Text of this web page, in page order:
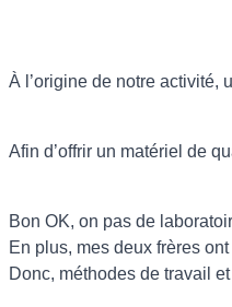
À l’origine de notre activité,
Afin d’offrir un matériel de
Bon OK, on pas de
En plus, mes deux frères
Donc, méthodes de travail